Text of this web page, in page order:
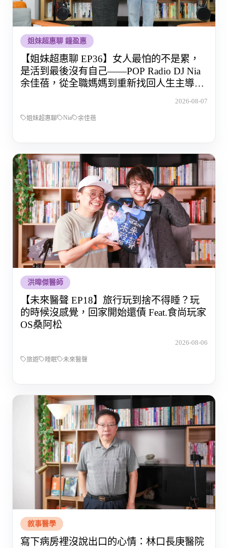
姐妹超惠聊 鐘盈惠
【姐妹超惠聊 EP36】女人最怕的不是累，
是活到最後沒有自己——POP Radio DJ Nia
余佳蓓，從全職媽媽到重新找回人生主導權
2026-08-07
姐妹超惠聊 Nia 余佳蓓
洪暐傑醫師
【未來醫聲 EP18】旅行玩到捨不得睡？玩
的時候沒感覺，回家開始還債 Feat.食尚玩家
OS桑阿松
2026-08-06
旅遊 睡眠 未來醫聲
敘事醫學
寫下病房裡沒說出口的心情：林口長庚醫院